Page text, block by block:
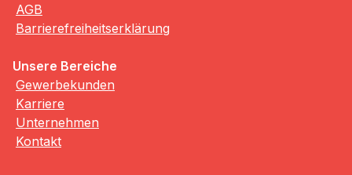
AGB
Barrierefreiheitserklärung
Unsere Bereiche
Gewerbekunden
Karriere
Unternehmen
Kontakt